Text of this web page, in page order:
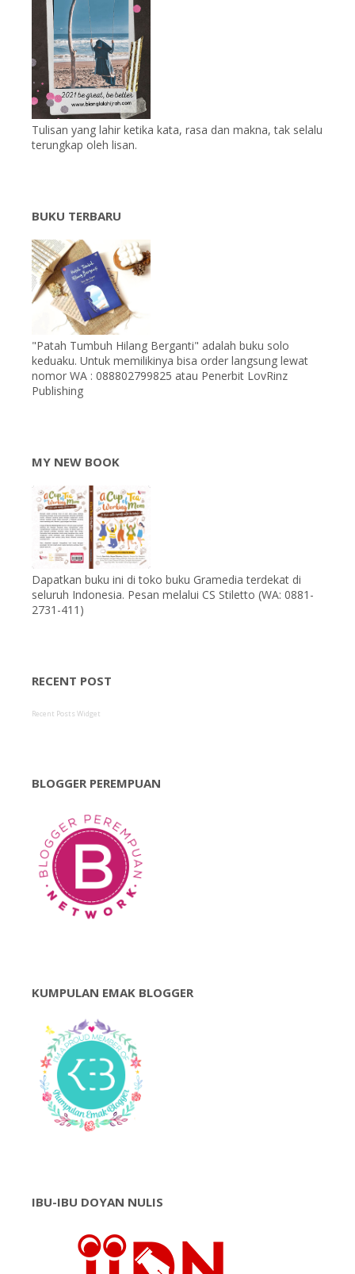
Tulisan yang lahir ketika kata, rasa dan makna, tak selalu
terungkap oleh lisan.
BUKU TERBARU
"Patah Tumbuh Hilang Berganti" adalah buku solo
keduaku. Untuk memilikinya bisa order langsung lewat
nomor WA : 088802799825 atau Penerbit LovRinz
Publishing
MY NEW BOOK
Dapatkan buku ini di toko buku Gramedia terdekat di
seluruh Indonesia. Pesan melalui CS Stiletto (WA: 0881-
2731-411)
RECENT POST
Recent Posts Widget
BLOGGER PEREMPUAN
KUMPULAN EMAK BLOGGER
IBU-IBU DOYAN NULIS